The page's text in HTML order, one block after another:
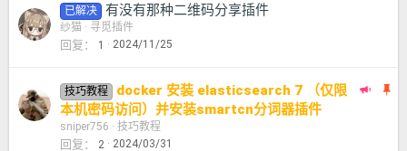
已解决 有没有那种二维码分享插件
纱猫 寻觅插件
回复 1 2024/11/25
推置
技巧教程
docker 安装 elasticsearch 7 （仅限
本机密码访问）并安装smartcn分词器插件
sniper756 技巧教程
回复 2 2024/03/31